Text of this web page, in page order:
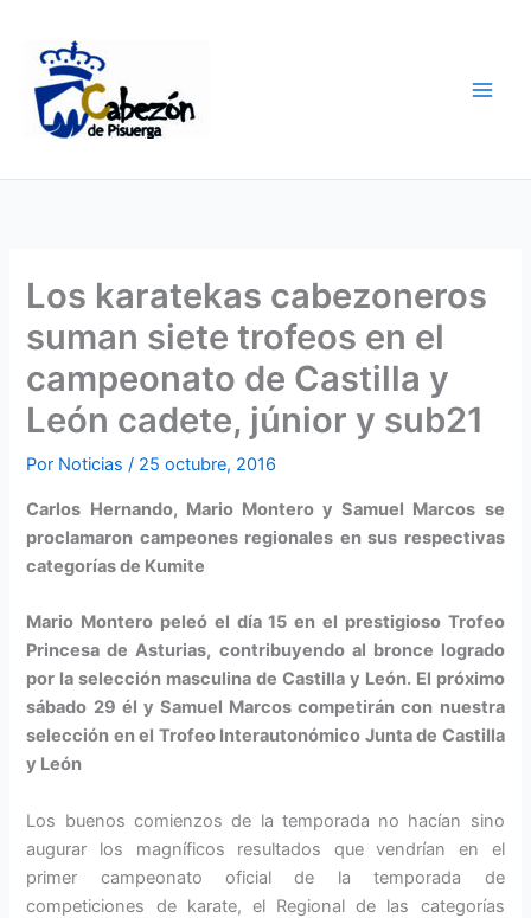
contenido
Los karatekas cabezoneros
suman siete trofeos en el
campeonato de Castilla y
León cadete, júnior y sub21
Por Noticias/ 25 octubre, 2016
Carlos Hernando, Mario Montero y Samuel Marcos se
proclamaron campeones regionales en sus respectivas
categorías de Kumite
Mario Montero peleó el día 15 en el prestigioso Trofeo
Princesa de Asturias, contribuyendo al bronce logrado
por la selección masculina de Castilla y León. El próximo
sábado 29 él y Samuel Marcos competirán con nuestra
selección en el Trofeo Interautonómico Junta de Castilla
y León
Los buenos comienzos de la temporada no hacían sino
augurar los magníficos resultados que vendrían en el
primer campeonato oficial de la temporada de
competiciones de karate, el Regional de las categorías